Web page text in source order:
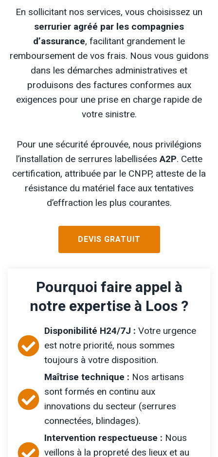
En sollicitant nos services, vous choisissez un
serrurier agréé par les compagnies
d’assurance, facilitant grandement le
remboursement de vos frais. Nous vous guidons
dans les démarches administratives et
produisons des factures conformes aux
exigences pour une prise en charge rapide de
votre sinistre.
Pour une sécurité éprouvée, nous privilégions
l’installation de serrures labelliséesA2P. Cette
certification, attribuée par le CNPP, atteste de la
résistance du matériel face aux tentatives
d’effraction les plus courantes.
DEVIS GRATUIT
Pourquoi faire appel à
notre expertise à Loos ?
Disponibilité H24/7J : Votre urgence
est notre priorité, nous sommes
toujours à votre disposition.
Maîtrise technique : Nos artisans
sont formés en continu aux
innovations du secteur (serrures
connectées, blindages).
Intervention respectueuse : Nous
veillons à la propreté des lieux et au